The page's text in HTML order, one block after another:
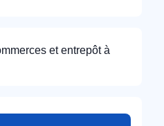
et entrepôt à